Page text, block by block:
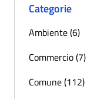
Categorie
Ambiente (6)
Commercio (7)
Comune (112)